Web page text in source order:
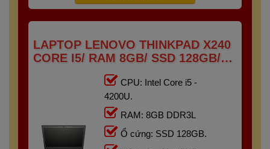
LAPTOP LENOVO THINKPAD X240
CORE I5/ RAM 8GB/ SSD 128GB/
CPU: Intel Core i5 -
4200U.
RAM: 8GB DDR3L
Ổ cứng: SSD 128GB.